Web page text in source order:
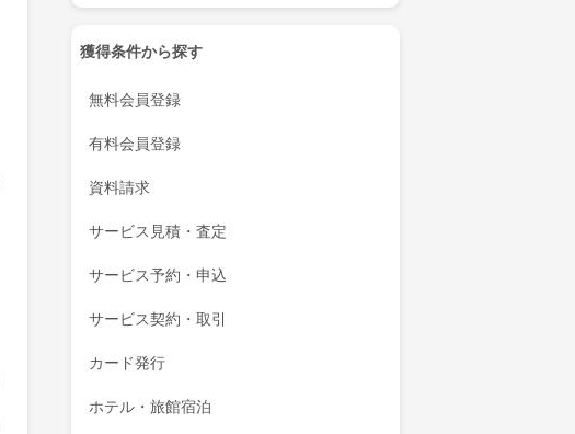
獲得条件から探す
無料会員登録
有料会員登録
資料請求
サービス見積・査定
サービス予約・申込
サービス契約・取引
カード発行
ホテル・旅館宿泊